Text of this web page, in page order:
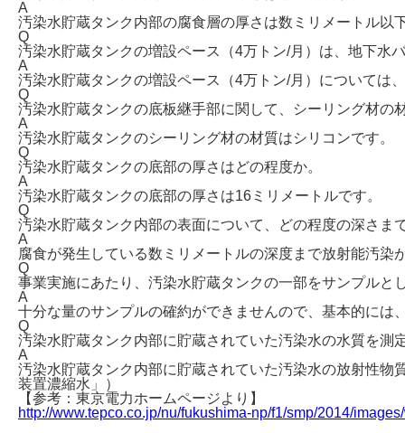
A
汚染水貯蔵タンク内部の腐食層の厚さは数ミリメートル以
Q
汚染水貯蔵タンクの増設ペース（4万トン/月）は、地下水
A
汚染水貯蔵タンクの増設ペース（4万トン/月）については
Q
汚染水貯蔵タンクの底板継手部に関して、シーリング材の
A
汚染水貯蔵タンクのシーリング材の材質はシリコンです。
Q
汚染水貯蔵タンクの底部の厚さはどの程度か。
A
汚染水貯蔵タンクの底部の厚さは16ミリメートルです。
Q
汚染水貯蔵タンク内部の表面について、どの程度の深さま
A
腐食が発生している数ミリメートルの深度まで放射能汚染
Q
事業実施にあたり、汚染水貯蔵タンクの一部をサンプルと
A
十分な量のサンプルの確約ができませんので、基本的に
Q
汚染水貯蔵タンク内部に貯蔵されていた汚染水の水質を測
A
汚染水貯蔵タンク内部に貯蔵されていた汚染水の放射性
装置濃縮水」）
【参考：東京電力ホームページより】
http://www.tepco.co.jp/nu/fukushima-np/f1/smp/2014/